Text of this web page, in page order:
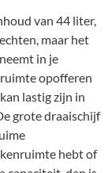
van 44 liter,
maar het
in je
opofferen
lastig zijn in
grote draaischijf
hebt of